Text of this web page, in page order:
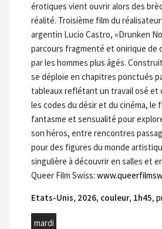
érotiques vient ouvrir alors des
réalité. Troisième film du
argentin Lucio Castro, «Drunken
parcours fragmenté et onirique de
par les hommes plus âgés.
se déploie en chapitres ponctués
tableaux reflétant un travail osé et
les codes du désir et du cinéma, le
fantasme et sensualité pour
son héros, entre rencontres
pour des figures du monde
singulière à découvrir en salles et
Queer Film Swiss:
Etats-Unis, 2026, couleur, 1h45,
mardi